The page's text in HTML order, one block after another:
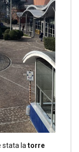
stata latorre